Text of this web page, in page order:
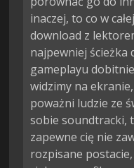
inaczej, to co w
download z
najpewniej ścieżka
gameplayu
widzimy na
poważni ludzie ze
sobie soundtracki,
zapewne cię nie
rozpisane